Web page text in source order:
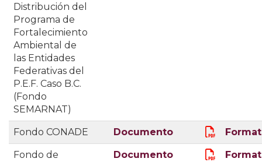
Distribución del
Programa de
Fortalecimiento
Ambiental de
las Entidades
Federativas del
P.E.F. Caso B.C.
(Fondo
SEMARNAT)
Fondo CONADE Documento
Fondo de
Documento